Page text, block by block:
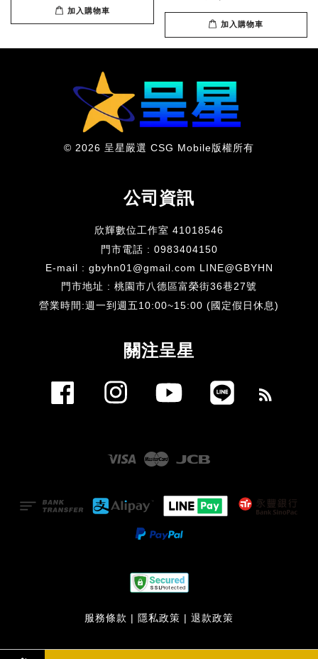
加入購物車
加入購物車
© 2026 呈星嚴選 CSG Mobile版權所有
公司資訊
欣輝數位工作室 41018546
門市電話 : 0983404150
E-mail : gbyhn01@gmail.com LINE@GBYHN
門市地址 : 桃園市八德區富榮街36巷27號
​營業時間:週一到週五10:00~15:00 (國定假日休息)
關注呈星
Facebook Instagram YouTube
Visa Master
服務條款 隱私政策 退款政策